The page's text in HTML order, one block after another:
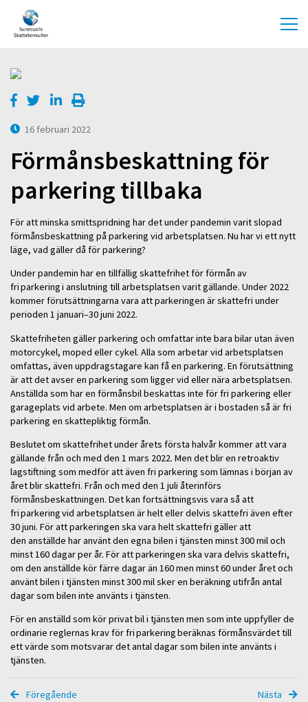
16 februari 2022
Förmånsbeskattning för
parkering tillbaka
För att minska smittspridning har det under pandemin varit slopad
förmånsbeskattning på parkering vid arbetsplatsen. Nu har vi ett nytt
läge, vad gäller då för parkering?
Under pandemin har en tillfällig skattefrihet för förmån av
fri parkering i anslutning till arbetsplatsen varit gällande. Under 2022
kommer förutsättningarna vara att parkeringen är skattefri under
perioden 1 januari–30 juni 2022.
Skattefriheten gäller parkering och omfattar inte bara bilar utan även
motorcykel, moped eller cykel. Alla som arbetar vid arbetsplatsen
omfattas, även uppdragstagare kan få en parkering. En förutsättning
är att det avser en parkering som ligger vid eller nära arbetsplatsen.
Anställda som har en förmånsbil beskattas inte för fri parkering eller
garageplats vid arbete. Men om arbetsplatsen är i bostaden så är fri
parkering en skattepliktig förmån.
Beslutet om skattefrihet under årets första halvår kommer att vara
gällande från och med den 1 mars 2022. Men det blir en retroaktiv
lagstiftning som medför att även fri parkering som lämnas i början av
året blir skattefri. Från och med den 1 juli återinförs
förmånsbeskattningen. Det kan fortsättningsvis vara så att
fri parkering vid arbetsplatsen är helt eller delvis skattefri även efter
30 juni. För att parkeringen ska vara helt skattefri gäller att
den anställde har använt den egna bilen i tjänsten minst 300 mil och
minst 160 dagar per år. För att parkeringen ska vara delvis skattefri,
om den anställde kör färre dagar än 160 men minst 60 under året och
använt bilen i tjänsten minst 300 mil sker en beräkning utifrån antal
dagar som bilen inte använts i tjänsten.
För en anställd som kör privat bil i tjänsten men som inte uppfyller de
ordinarie reglernas krav för fri parkering beräknas förmånsvärdet till
ett värde som motsvarar det antal dagar som bilen inte använts i
tjänsten.
Föregående Nästa